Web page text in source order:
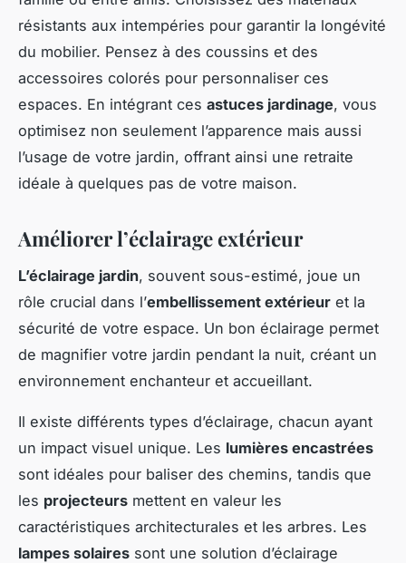
résistants aux intempéries pour garantir la longévité
du mobilier. Pensez à des coussins et des
accessoires colorés pour personnaliser ces
espaces. En intégrant ces astuces jardinage, vous
optimisez non seulement l’apparence mais aussi
l’usage de votre jardin, offrant ainsi une retraite
idéale à quelques pas de votre maison.
Améliorer l’éclairage extérieur
L’éclairage jardin, souvent sous-estimé, joue un
rôle crucial dans l’embellissement extérieur et la
sécurité de votre espace. Un bon éclairage permet
de magnifier votre jardin pendant la nuit, créant un
environnement enchanteur et accueillant.
Il existe différents types d’éclairage, chacun ayant
un impact visuel unique. Les lumières encastrées
sont idéales pour baliser des chemins, tandis que
les projecteurs mettent en valeur les
caractéristiques architecturales et les arbres. Les
lampes solaires sont une solution d’éclairage